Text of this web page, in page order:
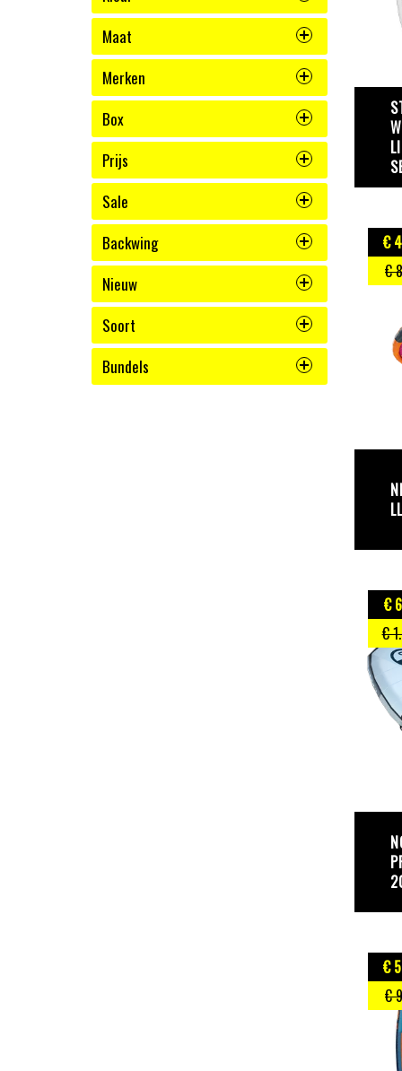
Maat
Merken
Box
Prijs
Sale
Backwing
Nieuw
Soort
Bundels
€
€
€
€
€
€